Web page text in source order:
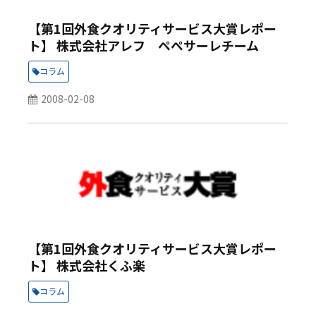
【第1回外食クオリティサービス大賞レポー
ト】 株式会社アレフ ペペサーレチーム
コラム
2008-02-08
【第1回外食クオリティサービス大賞レポー
ト】 株式会社くふ楽
コラム